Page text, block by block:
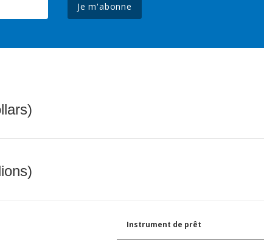
Je m'abonne
Instrument de prêt